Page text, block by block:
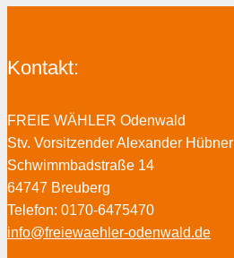
Kontakt:
FREIE WÄHLER Odenwald
Stv. Vorsitzender Alexander Hübner
Schwimmbadstraße 14
64747 Breuberg
Telefon: 0170-6475470
info@freiewaehler-odenwald.de